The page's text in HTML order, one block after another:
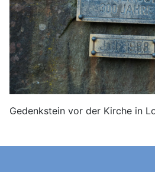
Gedenkstein vor der Kirche in